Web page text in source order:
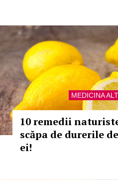
MEDICINA
10 remedii
scăpa de durerile
ei!